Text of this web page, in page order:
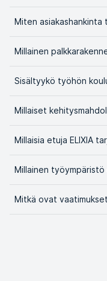
Miten asiakashankinta
Millainen
Sisältyykö työhön
Millaiset
Millaisia etuja ELIXIA
Millainen työympäristö
Mitkä ovat